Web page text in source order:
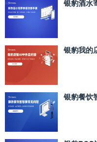
银豹酒水
银豹我的
银豹餐饮